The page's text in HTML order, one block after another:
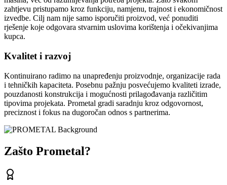
zahtjevu pristupamo kroz funkciju, namjenu, trajnost i ekonomičnost
izvedbe. Cilj nam nije samo isporučiti proizvod, već ponuditi
rješenje koje odgovara stvarnim uslovima korištenja i očekivanjima
kupca.
Kvalitet i razvoj
Kontinuirano radimo na unapređenju proizvodnje, organizacije rada
i tehničkih kapaciteta. Posebnu pažnju posvećujemo kvaliteti izrade,
pouzdanosti konstrukcija i mogućnosti prilagođavanja različitim
tipovima projekata. Prometal gradi saradnju kroz odgovornost,
preciznost i fokus na dugoročan odnos s partnerima.
Zašto Prometal?